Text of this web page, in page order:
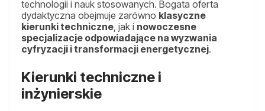
technologii i nauk stosowanych. Bogata oferta
dydaktyczna obejmuje zarówno klasyczne
kierunki techniczne, jak i nowoczesne
specjalizacje odpowiadające na wyzwania
cyfryzacji i transformacji energetycznej.
Kierunki techniczne i
inżynierskie